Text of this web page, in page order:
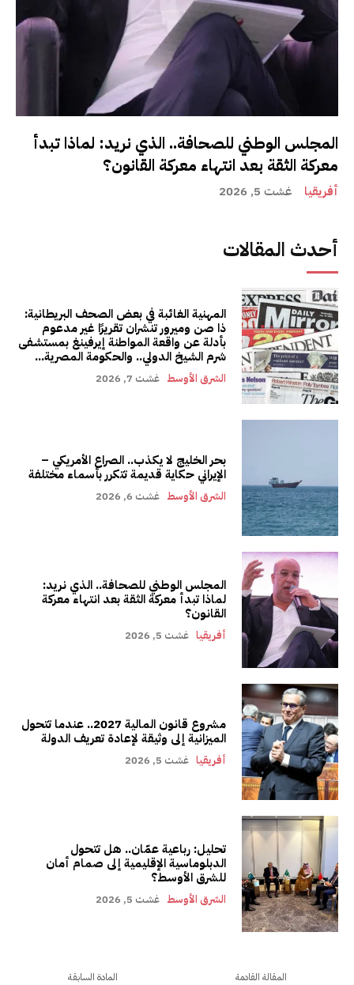
المجلس الوطني للصحافة.. الذي نريد: لماذا تبدأ
معركة الثقة بعد انتهاء معركة القانون؟
أفريقيا غشت 5, 2026
أحدث المقالات
المهنية الغائبة في بعض الصحف البريطانية:
ذا صن وميرور تنشران تقريرًا غير مدعوم
بأدلة عن واقعة المواطنة إيرفينغ بمستشفى
شرم الشيخ الدولي.. والحكومة المصرية...
الشرق الأوسط غشت 7, 2026
بحر الخليج لا يكذب.. الصراع الأمريكي –
الإيراني حكاية قديمة تتكرر بأسماء مختلفة
الشرق الأوسط غشت 6, 2026
المجلس الوطني للصحافة.. الذي نريد:
لماذا تبدأ معركة الثقة بعد انتهاء معركة
القانون؟
أفريقيا غشت 5, 2026
مشروع قانون المالية 2027.. عندما تتحول
الميزانية إلى وثيقة لإعادة تعريف الدولة
أفريقيا غشت 5, 2026
تحليل: رباعية عمّان.. هل تتحول
الدبلوماسية الإقليمية إلى صمام أمان
للشرق الأوسط؟
الشرق الأوسط غشت 5, 2026
المادة السابقة المقالة القادمة